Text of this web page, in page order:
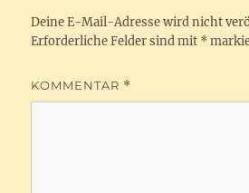
Deine E-Mail-Adresse wird nicht
Erforderliche Felder sind mit *
KOMMENTAR *